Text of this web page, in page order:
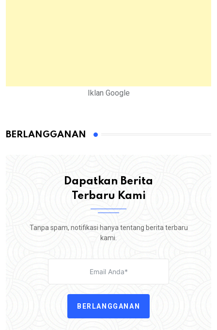
Iklan Google
BERLANGGANAN
Dapatkan Berita
Terbaru Kami
Tanpa spam, notifikasi hanya tentang berita terbaru
kami.
BERLANGGANAN